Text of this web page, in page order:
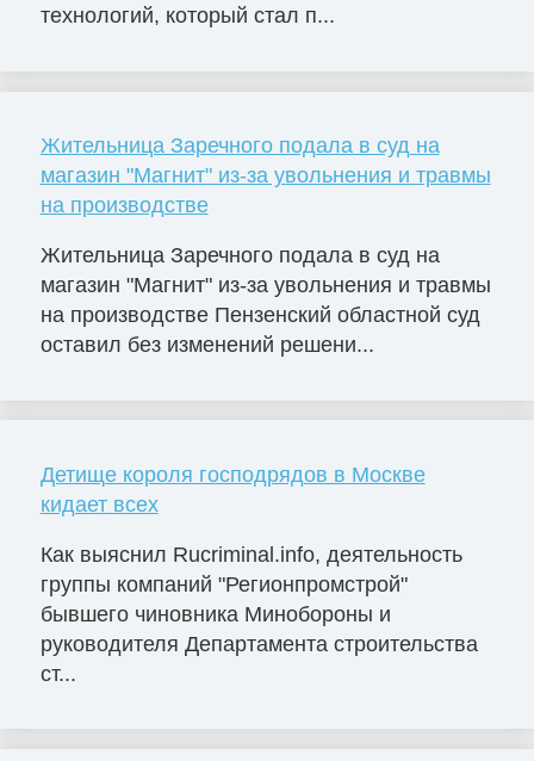
технологий, который стал п...
Жительница Заречного подала в суд на
магазин "Магнит" из-за увольнения и травмы
на производстве
Жительница Заречного подала в суд на
магазин "Магнит" из-за увольнения и травмы
на производстве Пензенский областной суд
оставил без изменений решени...
Детище короля господрядов в Москве
кидает всех
Как выяснил Rucriminal.info, деятельность
группы компаний "Регионпромстрой"
бывшего чиновника Минобороны и
руководителя Департамента строительства
ст...